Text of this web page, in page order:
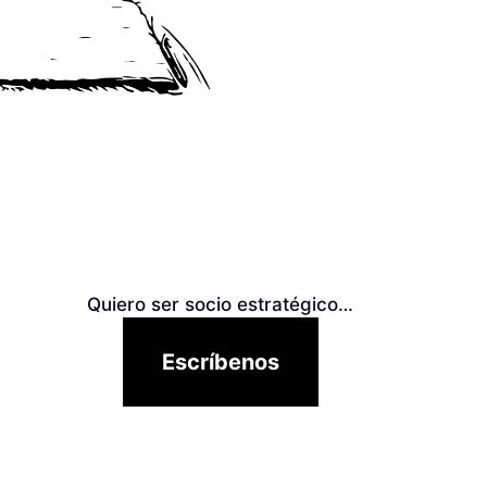
Quiero ser socio estratégico…
Escríbenos